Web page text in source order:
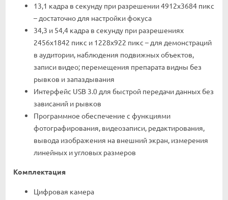
13,1 кадра в секунду при разрешении 4912x3684 пикс
– достаточно для настройки фокуса
34,3 и 54,4 кадра в секунду при разрешениях
2456x1842 пикс и 1228x922 пикс – для демонстраций
в аудитории, наблюдения подвижных объектов,
записи видео; перемещения препарата видны без
рывков и запаздывания
Интерфейс USB 3.0 для быстрой передачи данных без
зависаний и рывков
Программное обеспечение с функциями
фотографирования, видеозаписи, редактирования,
вывода изображения на внешний экран, измерения
линейных и угловых размеров
Комплектация
Цифровая камера